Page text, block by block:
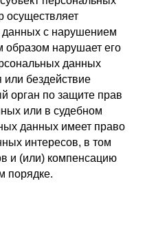
осуществляет
данных с нарушением
нарушает его
данных
или бездействие
орган по защите прав
или в судебном
данных имеет право
интересов, в том
и (или) компенсацию
порядке.